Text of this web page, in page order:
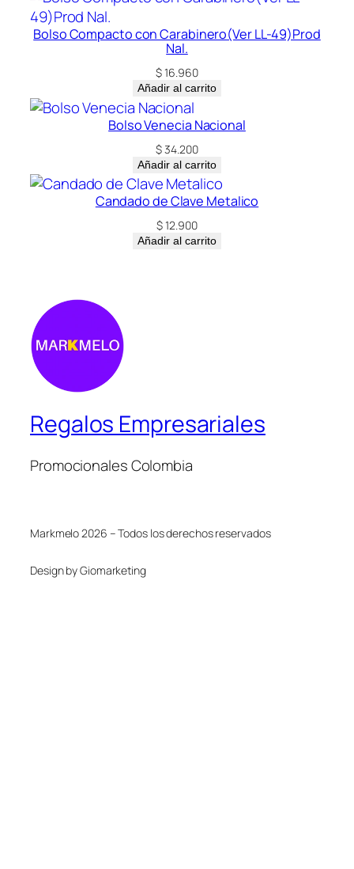
Bolso Compacto con Carabinero(Ver LL-49)Prod
Nal.
$16.960
Añadir al carrito
Bolso Venecia Nacional
$34.200
Añadir al carrito
Candado de Clave Metalico
$12.900
Añadir al carrito
Regalos Empresariales
Promocionales Colombia
Markmelo 2026 – Todos los derechos reservados
Design by Giomarketing